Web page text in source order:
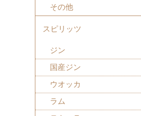
その他
スピリッツ
ジン
国産ジン
ウオッカ
ラム